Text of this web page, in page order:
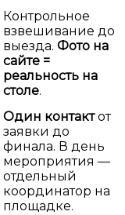
Контрольное
взвешивание до
выезда. Фото на
сайте =
реальность на
столе.
Один контактот
заявки до
финала. В день
мероприятия —
отдельный
координатор на
площадке.